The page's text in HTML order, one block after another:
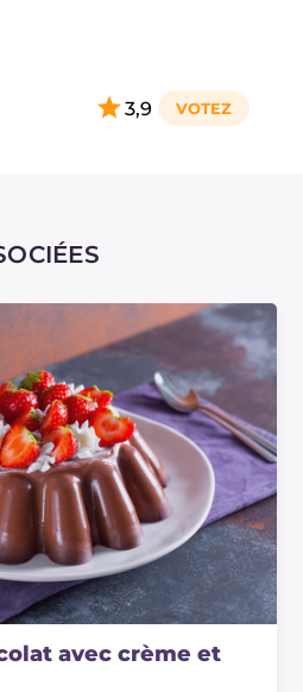
en aluminium individuels.
de graines avant de
faciliter le démoulage
3,9
avec crème et